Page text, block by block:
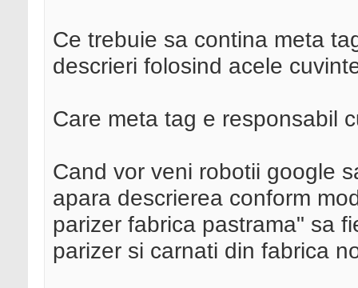
Ce trebuie sa contina meta
descrieri folosind acele
Care meta tag e responsabil
Cand vor veni robotii google
apara descrierea conform
parizer fabrica pastrama" sa
parizer si carnati din fabrica